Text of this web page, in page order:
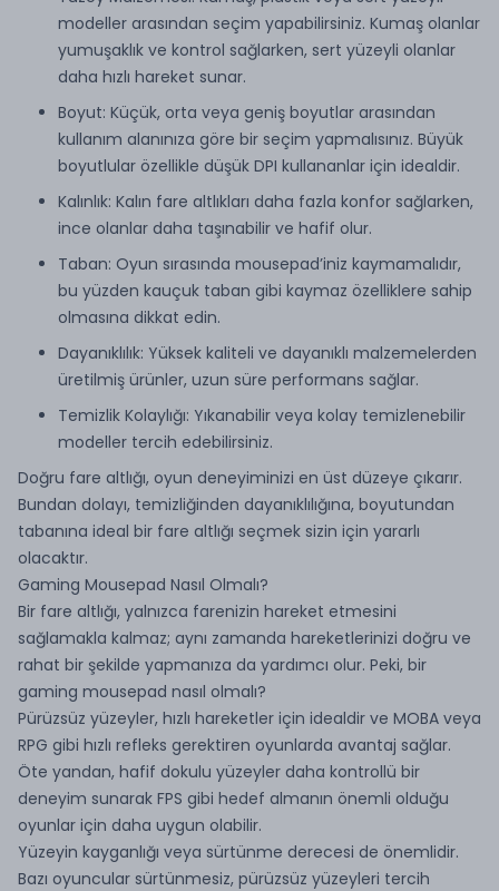
modeller arasından seçim yapabilirsiniz. Kumaş olanlar
yumuşaklık ve kontrol sağlarken, sert yüzeyli olanlar
daha hızlı hareket sunar.
Boyut: Küçük, orta veya geniş boyutlar arasından
kullanım alanınıza göre bir seçim yapmalısınız. Büyük
boyutlular özellikle düşük DPI kullananlar için idealdir.
Kalınlık: Kalın fare altlıkları daha fazla konfor sağlarken,
ince olanlar daha taşınabilir ve hafif olur.
Taban: Oyun sırasında mousepad’iniz kaymamalıdır,
bu yüzden kauçuk taban gibi kaymaz özelliklere sahip
olmasına dikkat edin.
Dayanıklılık: Yüksek kaliteli ve dayanıklı malzemelerden
üretilmiş ürünler, uzun süre performans sağlar.
Temizlik Kolaylığı: Yıkanabilir veya kolay temizlenebilir
modeller tercih edebilirsiniz.
Doğru fare altlığı, oyun deneyiminizi en üst düzeye çıkarır.
Bundan dolayı, temizliğinden dayanıklılığına, boyutundan
tabanına ideal bir fare altlığı seçmek sizin için yararlı
olacaktır.
Gaming Mousepad Nasıl Olmalı?
Bir fare altlığı, yalnızca farenizin hareket etmesini
sağlamakla kalmaz; aynı zamanda hareketlerinizi doğru ve
rahat bir şekilde yapmanıza da yardımcı olur. Peki, bir
gaming mousepad nasıl olmalı?
Pürüzsüz yüzeyler, hızlı hareketler için idealdir ve MOBA veya
RPG gibi hızlı refleks gerektiren oyunlarda avantaj sağlar.
Öte yandan, hafif dokulu yüzeyler daha kontrollü bir
deneyim sunarak FPS gibi hedef almanın önemli olduğu
oyunlar için daha uygun olabilir.
Yüzeyin kayganlığı veya sürtünme derecesi de önemlidir.
Bazı oyuncular sürtünmesiz, pürüzsüz yüzeyleri tercih